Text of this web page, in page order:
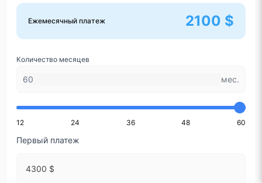
Ежемесячный платеж 2100 $
Количество месяцев
мес.
12 24 36 48 60
Первый платеж
4300 $